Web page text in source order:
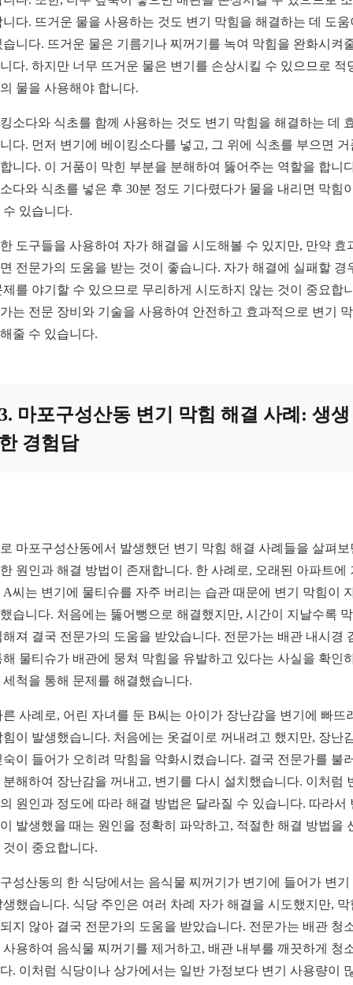
니다. 뜨거운 물을 사용하는 것도 변기 막힘을 해결하는 데 도움
습니다. 뜨거운 물은 기름기나 찌꺼기를 녹여 막힘을 완화시켜
다. 하지만 너무 뜨거운 물은 변기를 손상시킬 수 있으므로 적
물을 사용해야 합니다.
소다와 식초를 함께 사용하는 것도 변기 막힘을 해결하는 데
다. 먼저 변기에 베이킹소다를 넣고, 그 위에 식초를 부으면 거
니다. 이 거품이 막힌 부분을 분해하여 뚫어주는 역할을 합니
다와 식초를 넣은 후 30분 정도 기다렸다가 물을 내리면 막힘
수 있습니다.
도구들을 사용하여 자가 해결을 시도해볼 수 있지만, 만약 효
전문가의 도움을 받는 것이 좋습니다. 자가 해결에 실패할 경
제를 야기할 수 있으므로 무리하게 시도하지 않는 것이 중요합
는 전문 장비와 기술을 사용하여 안전하고 효과적으로 변기
줄 수 있습니다.
마포구성산동 변기 막힘 해결 사례: 생생
경험담
마포구성산동에서 발생했던 변기 막힘 해결 사례들을 살펴보
원인과 해결 방법이 존재합니다. 한 사례로, 오래된 아파트에
A씨는 변기에 물티슈를 자주 버리는 습관 때문에 변기 막힘이
습니다. 처음에는 뚫어뻥으로 해결했지만, 시간이 지날수록
해져 결국 전문가의 도움을 받았습니다. 전문가는 배관 내시경
해 물티슈가 배관에 뭉쳐 막힘을 유발하고 있다는 사실을 확인
세척을 통해 문제를 해결했습니다.
른 사례로, 어린 자녀를 둔 B씨는 아이가 장난감을 변기에 빠뜨
힘이 발생했습니다. 처음에는 옷걸이로 꺼내려고 했지만, 장난
숙이 들어가 오히려 막힘을 악화시켰습니다. 결국 전문가를 불
분해하여 장난감을 꺼내고, 변기를 다시 설치했습니다. 이처럼
원인과 정도에 따라 해결 방법은 달라질 수 있습니다. 따라서
발생했을 때는 원인을 정확히 파악하고, 적절한 해결 방법을
것이 중요합니다.
성산동의 한 식당에서는 음식물 찌꺼기가 변기에 들어가 변기
생했습니다. 식당 주인은 여러 차례 자가 해결을 시도했지만, 막
지 않아 결국 전문가의 도움을 받았습니다. 전문가는 배관 청
사용하여 음식물 찌꺼기를 제거하고, 배관 내부를 깨끗하게 청
. 이처럼 식당이나 상가에서는 일반 가정보다 변기 사용량이